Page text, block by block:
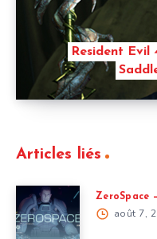
Resident Evil
Articles liés
ZeroSpace
août 7,